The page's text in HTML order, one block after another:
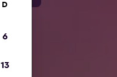
D
6
13